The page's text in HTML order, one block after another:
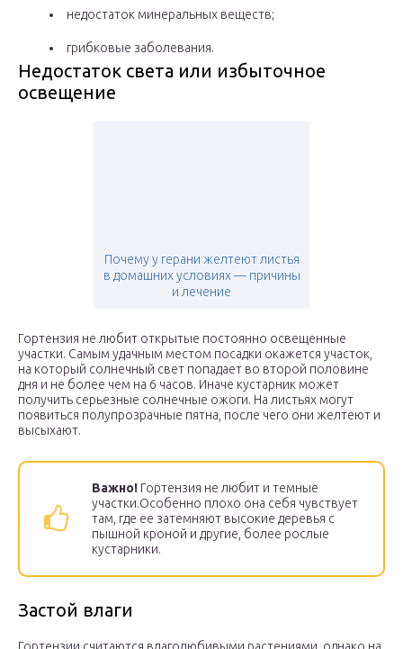
недостаток минеральных веществ;
грибковые заболевания.
Недостаток света или избыточное
освещение
Почему у герани желтеют листья
в домашних условиях — причины
и лечение
Гортензия не любит открытые постоянно освещенные
участки. Самым удачным местом посадки окажется участок,
на который солнечный свет попадает во второй половине
дня и не более чем на 6 часов. Иначе кустарник может
получить серьезные солнечные ожоги. На листьях могут
появиться полупрозрачные пятна, после чего они желтеют и
высыхают.
Важно! Гортензия не любит и темные
участки.Особенно плохо она себя чувствует
там, где ее затемняют высокие деревья с
пышной кроной и другие, более рослые
кустарники.
Застой влаги